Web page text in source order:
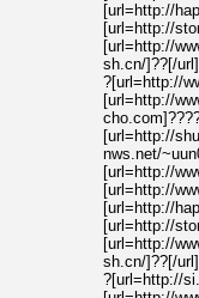
[url=http://
[url=http://
[url=http://
sh.cn/]??[/
?[url=http://
[url=http://
[url=http://
nws.net/
[url=http://
[url=http://
[url=http://
[url=http://
[url=http://
sh.cn/]??[/
?[url=http://